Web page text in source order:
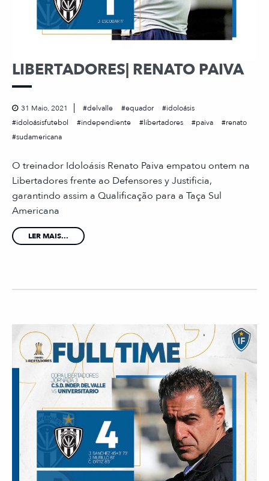
LIBERTADORES| RENATO PAIVA
31 Maio, 2021 delvalle equador
idoloásis
idoloásisfutebol
independiente libertadores paiva
renato
sudamericana
O treinador Idoloásis Renato Paiva empatou ontem na
Libertadores frente ao Defensores y Justificia,
garantindo assim a Qualificação para a Taça Sul
Americana
LER MAIS...